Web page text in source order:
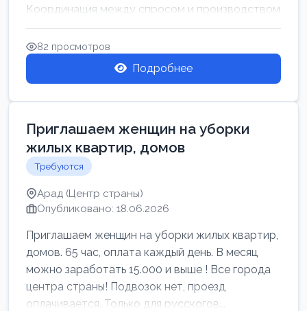
Координация между спросом и производством
для обеспечения своевр...
82 просмотров
Подробнее
Приглашаем женщин на уборки
жилых квартир, домов
Требуются
Арад (Центр страны)
Опубликовано: 18.06.2026
Приглашаем женщин на уборки жилых квартир,
домов. 65 час, оплата каждый день. В месяц
можно заработать 15.000 и выше ! Все города
центра страны! Подвозок нет, проезд
оплачивается. Только для русскогов...